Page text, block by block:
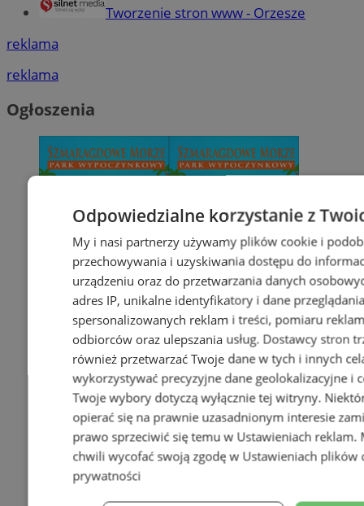
Tworzenie stron www - Orzesze
reklama
reklama
Ogłoszenia
Odpowiedzialne korzystanie z
My i nasi partnerzy używamy plików cookie i
przechowywania i uzyskiwania dostępu do
urządzeniu oraz do przetwarzania danych
adres IP, unikalne identyfikatory i dane
spersonalizowanych reklam i treści, pomiaru
odbiorców oraz ulepszania usług. Dostawcy stron
również przetwarzać Twoje dane w tych i innych
wykorzystywać precyzyjne dane geolokalizacyjne i
Twoje wybory dotyczą wyłącznie tej witryny.
opierać się na prawnie uzasadnionym interesie
prawo sprzeciwić się temu w Ustawieniach reklam.
chwili wycofać swoją zgodę w Ustawieniach plików
prywatności